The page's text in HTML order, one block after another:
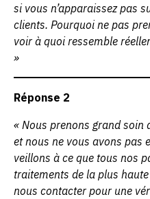
si vous n’apparaissez pas
clients. Pourquoi ne pas
voir à quoi ressemble
»
Réponse 2
« Nous prenons grand soin
et nous ne vous avons pas
veillons à ce que tous nos
traitements de la plus
nous contacter pour une